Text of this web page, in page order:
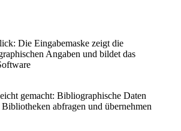
Die Eingabemaske zeigt die
Angaben und bildet das
gemacht: Bibliographische Daten
Bibliotheken abfragen und übernehmen